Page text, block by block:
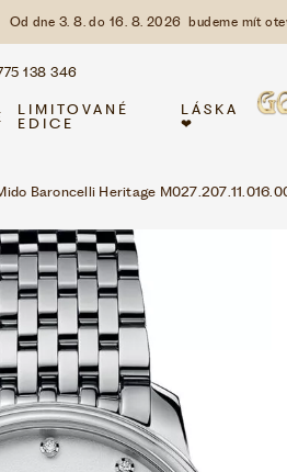
Od dne 3. 8. do 16. 8. 2026 budeme mít
138 346
LIMITOVANÉ
EDICE
LÁSKA
❤
Baroncelli Heritage